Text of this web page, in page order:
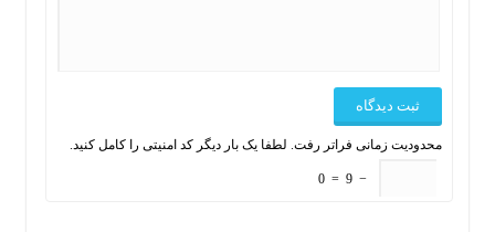
محدودیت زمانی فراتر رفت. لطفا یک بار دیگر کد امنیتی را کامل کنید.
−
9
=
0